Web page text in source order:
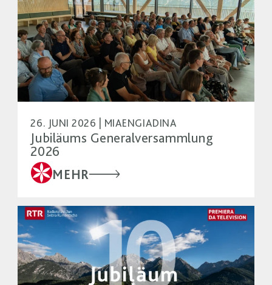
26. JUNI 2026 | MIAENGIADINA
Jubiläums Generalversammlung
2026
MEHR